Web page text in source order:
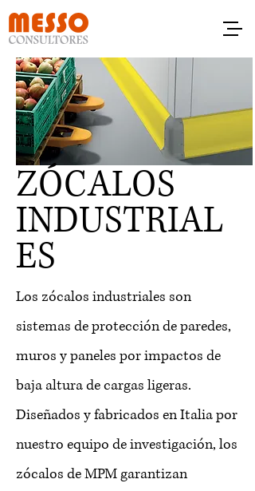
ZÓCALOS
INDUSTRIAL
ES
Los zócalos industriales son
sistemas de protección de paredes,
muros y paneles por impactos de
baja altura de cargas ligeras.
Diseñados y fabricados en Italia por
nuestro equipo de investigación, los
zócalos de MPM garantizan